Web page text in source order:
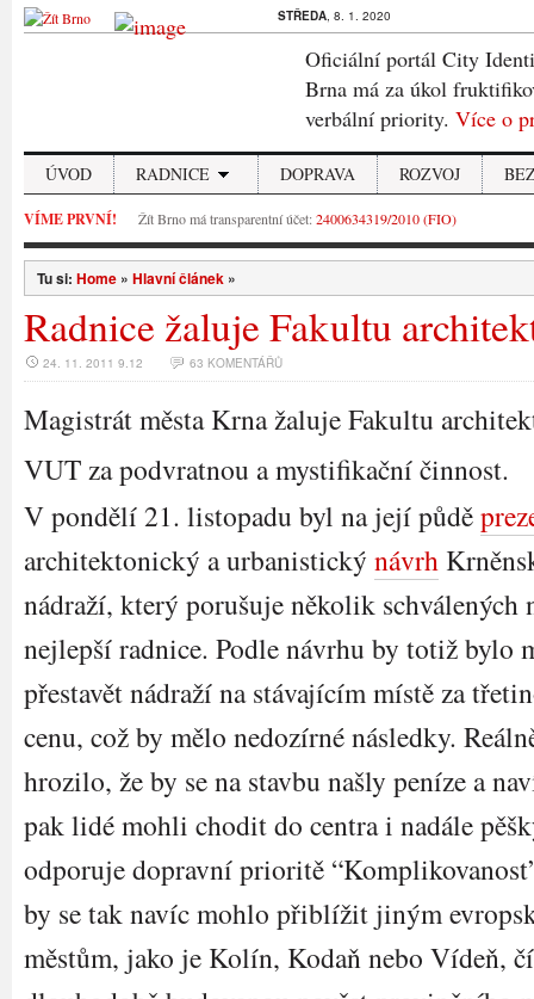
STŘEDA, 8. 1. 2020
Oficiální portál City
Brna má za úkol
verbální priority. Více o
ÚVOD RADNICE DOPRAVA ROZVOJ
VÍME PRVNÍ! Žít Brno má transparentní účet:2400634319/2010 (FIO)
Tu si: Home » Hlavní článek »
Radnice žaluje Fakultu
24. 11. 2011 9.12 63 KOMENTÁŘŮ
Magistrát města Krna žaluje Fakultu
VUT za podvratnou a mystifikační činnost.
V pondělí 21. listopadu byl na její půdě
architektonický a urbanistický návrh
nádraží, který porušuje několik schválených
nejlepší radnice. Podle návrhu by totiž bylo
přestavět nádraží na stávajícím místě za
cenu, což by mělo nedozírné následky.
hrozilo, že by se na stavbu našly peníze a
pak lidé mohli chodit do centra i nadále
odporuje dopravní prioritě
by se tak navíc mohlo přiblížit jiným
městům, jako je Kolín, Kodaň nebo Vídeň,